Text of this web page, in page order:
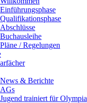
Einführungsphase
Qualifikationsphase
Abschlüsse
Buchausleihe
Pläne / Regelungen
News & Berichte
AGs
Jugend trainiert für Olympia